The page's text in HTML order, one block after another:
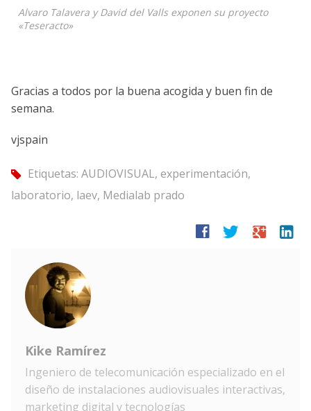
Alvaro Talavera y David del Valls exponen su proyecto
«Teseracto»
Gracias a todos por la buena acogida y buen fin de
semana.
vjspain
tag Etiquetas: AUDIOVISUAL , experimentación,
laboratorio, laev, Medialab prado
facebook twitter google linkedin
Kike Ramírez
Ingeniero de telecomunicación especializado en el
diseño de instalaciones audiovisuales interactivas,
marketing digital y tecnologías